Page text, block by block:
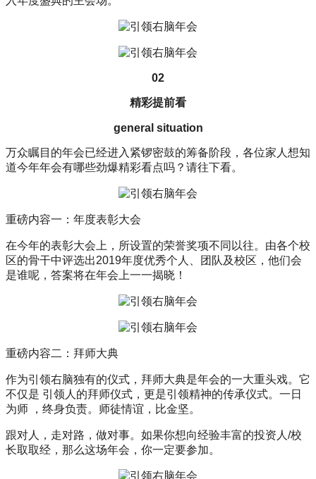
02
精彩提前看
general situation
万众瞩目的年会已经进入紧锣密鼓的筹备阶段，各位家人想知
道今年年会有哪些劲爆精彩看点吗？请往下看。
重磅内容一：年度表彰大会
在今年的表彰大会上，所设置的荣誉奖项不同以往。由各个校
区的骨干中评选出2019年度优秀个人、团队及校区，他们会
是谁呢，答案将在年会上一一揭晓！
重磅内容二：拜师大典
作为引领右脑独有的仪式，拜师大典是年会的一大重头戏。它
不仅是 引领人的拜师仪式，更是引领精神的传承仪式。一日
为师 ，终身负责。师徒情谊，比金坚。
跟对人，走对路，做对事。如果你想向经验丰富的投资人/校
长取取经，那么这场年会，你一定要参加。